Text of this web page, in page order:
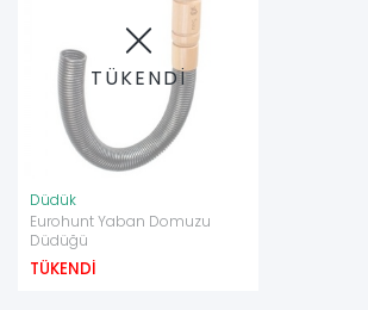
TÜKENDİ
Düdük
Eurohunt Yaban Domuzu
Düdüğü
TÜKENDİ